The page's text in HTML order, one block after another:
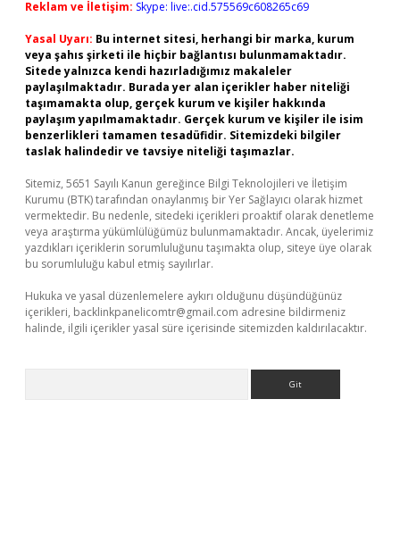
Reklam ve İletişim: Skype: live:.cid.575569c608265c69
Yasal Uyarı: Bu internet sitesi, herhangi bir marka, kurum
veya şahıs şirketi ile hiçbir bağlantısı bulunmamaktadır.
Sitede yalnızca kendi hazırladığımız makaleler
paylaşılmaktadır. Burada yer alan içerikler haber niteliği
taşımamakta olup, gerçek kurum ve kişiler hakkında
paylaşım yapılmamaktadır. Gerçek kurum ve kişiler ile isim
benzerlikleri tamamen tesadüfidir. Sitemizdeki bilgiler
taslak halindedir ve tavsiye niteliği taşımazlar.
Sitemiz, 5651 Sayılı Kanun gereğince Bilgi Teknolojileri ve İletişim
Kurumu (BTK) tarafından onaylanmış bir Yer Sağlayıcı olarak hizmet
vermektedir. Bu nedenle, sitedeki içerikleri proaktif olarak denetleme
veya araştırma yükümlülüğümüz bulunmamaktadır. Ancak, üyelerimiz
yazdıkları içeriklerin sorumluluğunu taşımakta olup, siteye üye olarak
bu sorumluluğu kabul etmiş sayılırlar.
Hukuka ve yasal düzenlemelere aykırı olduğunu düşündüğünüz
içerikleri, backlinkpanelicomtr@gmail.com adresine bildirmeniz
halinde, ilgili içerikler yasal süre içerisinde sitemizden kaldırılacaktır.